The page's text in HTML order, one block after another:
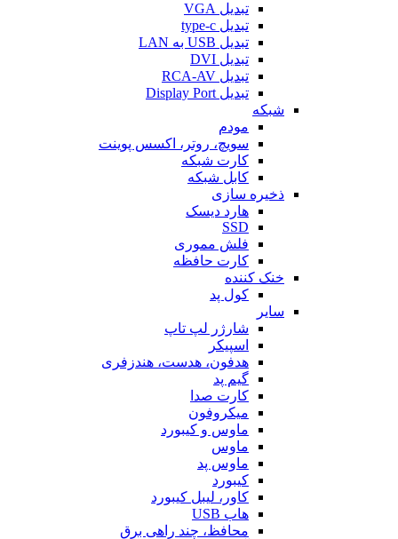
تبدیل VGA
تبدیل type-c
تبدیل USB به LAN
تبدیل DVI
تبدیل RCA-AV
تبدیل Display Port
شبکه
مودم
سویچ، روتر، اکسس پوینت
کارت شبکه
کابل شبکه
ذخیره سازی
هارد دیسک
SSD
فلش مموری
کارت حافظه
خنک کننده
کول پد
سایر
شارژر لپ تاپ
اسپیکر
هدفون، هدست، هندزفری
گیم پد
کارت صدا
میکروفون
ماوس و کیبورد
ماوس
ماوس پد
کیبورد
کاور، لیبل کیبورد
هاب USB
محافظ، چند راهی برق